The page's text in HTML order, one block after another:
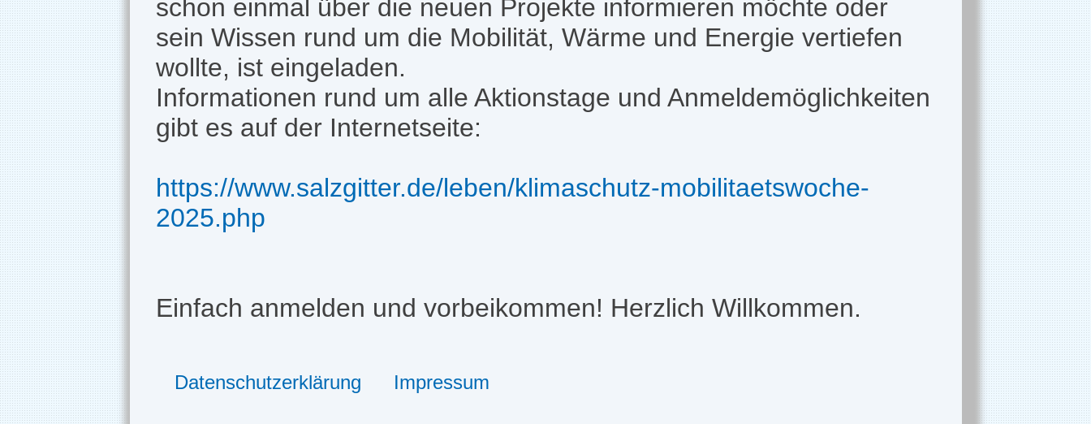
schon einmal über die neuen Projekte informieren möchte oder
sein Wissen rund um die Mobilität, Wärme und Energie vertiefen
wollte, ist eingeladen.
Informationen rund um alle Aktionstage und Anmeldemöglichkeiten
gibt es auf der Internetseite:
https://www.salzgitter.de/leben/klimaschutz-mobilitaetswoche-
2025.php
Einfach anmelden und vorbeikommen! Herzlich Willkommen.
Datenschutzerklärung Impressum